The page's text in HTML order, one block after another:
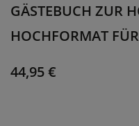
GÄSTEBUCH ZUR
HOCHFORMAT
44,95 €